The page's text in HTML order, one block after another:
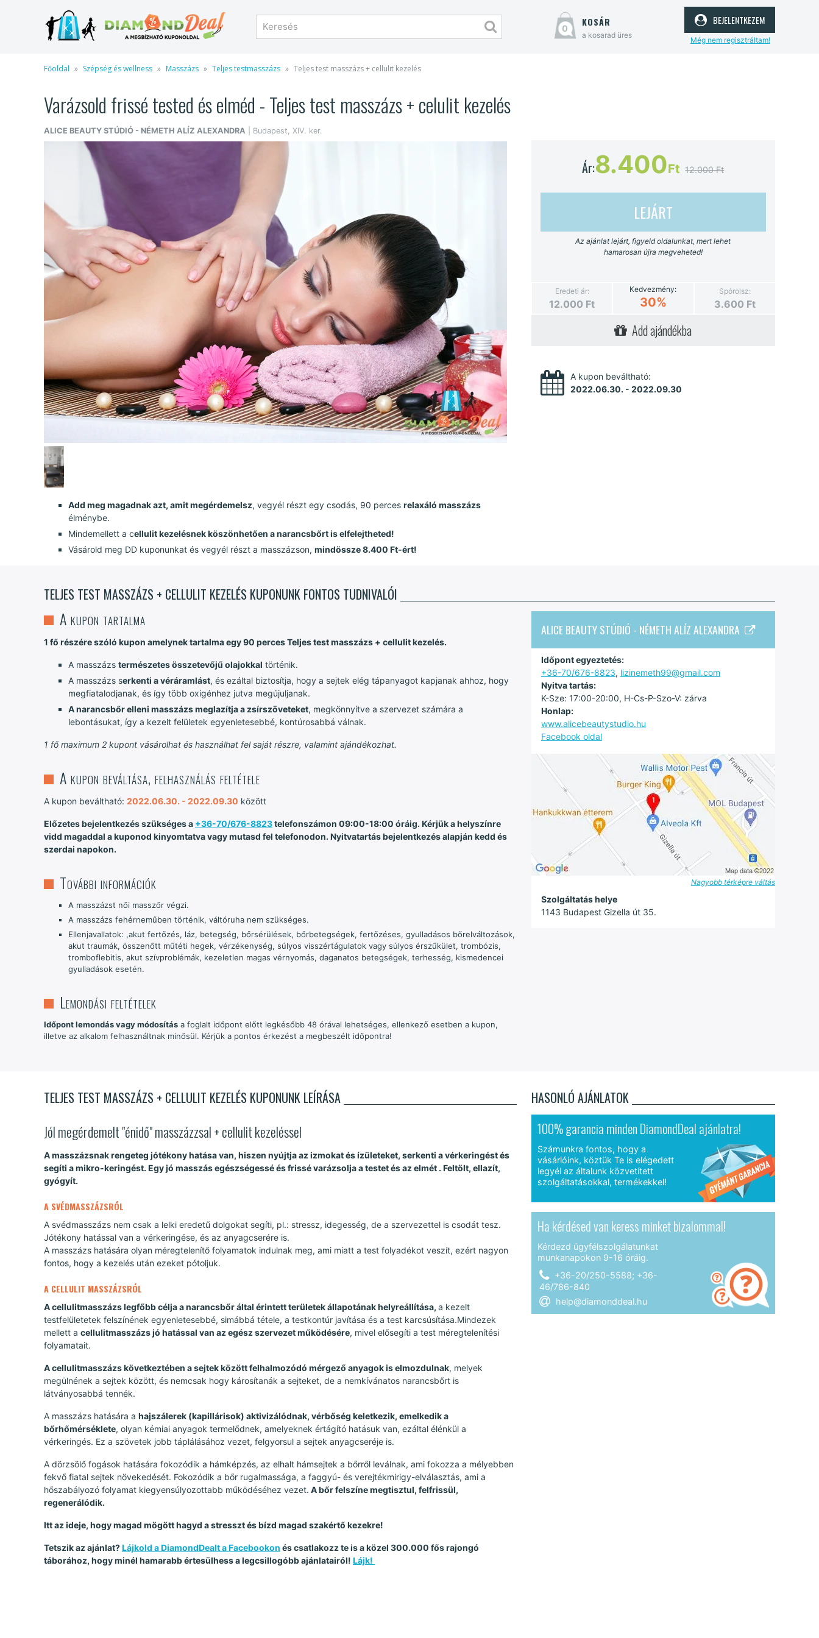
0 kosár
a kosarad üres
bejelentkezem
Még nem regisztráltam!
Főoldal Szépség és wellness Masszázs Teljes testmasszázs Teljes test masszázs + cellulit kezelés
Varázsold frissé tested és elméd - Teljes test masszázs + celulit kezelés
ALICE BEAUTY STÚDIÓ - NÉMETH ALÍZ ALEXANDRA | Budapest, XIV. ker.
Add meg magadnak azt, amit megérdemelsz, vegyél részt egy csodás, 90 perces relaxáló masszázs
élménybe.
Mindemellett a cellulit kezelésnek köszönhetően a narancsbőrt is elfelejtheted!
Vásárold meg DD kuponunkat és vegyél részt a masszázson, mindössze 8.400 Ft-ért!
Ár:8.400Ft 12.000 Ft
LEJÁRT
Az ajánlat lejárt, figyeld oldalunkat, mert lehet
hamarosan újra megveheted!
Eredeti ár:
12.000 Ft
Kedvezmény:
30%
Spórolsz:
3.600 Ft
Add ajándékba
A kupon beváltható:
2022.06.30. - 2022.09.30
TELJES TEST MASSZÁZS + CELLULIT KEZELÉS KUPONUNK FONTOS TUDNIVALÓI
A kupon tartalma
1 fő részére szóló kupon amelynek tartalma egy 90 perces Teljes test masszázs + cellulit kezelés.
A masszázs természetes összetevőjű olajokkal történik.
A masszázs serkenti a véráramlást, és ezáltal biztosítja, hogy a sejtek elég tápanyagot kapjanak ahhoz, hogy
megfiatalodjanak, és így több oxigénhez jutva megújuljanak.
A narancsbőr elleni masszázs meglazítja a zsírszöveteket, megkönnyítve a szervezet számára a
lebontásukat, így a kezelt felületek egyenletesebbé, kontúrosabbá válnak.
1 fő maximum 2 kupont vásárolhat és használhat fel saját részre, valamint ajándékozhat.
A kupon beváltása, felhasználás feltétele
A kupon beváltható: 2022.06.30. - 2022.09.30 között
Előzetes bejelentkezés szükséges a +36-70/676-8823telefonszámon 09:00-18:00 óráig. Kérjük a helyszínre
vidd magaddal a kuponod kinyomtatva vagy mutasd fel telefonodon. Nyitvatartás bejelentkezés alapján kedd és
szerdai napokon.
További információk
A masszázst női masszőr végzi.
A masszázs fehérneműben történik, váltóruha nem szükséges.
Ellenjavallatok: ,akut fertőzés, láz, betegség, bőrsérülések, bőrbetegségek, fertőzéses, gyulladásos bőrelváltozások,
akut traumák, összenőtt műtéti hegek, vérzékenység, súlyos visszértágulatok vagy súlyos érszűkület, trombózis,
tromboflebitis, akut szívproblémák, kezeletlen magas vérnyomás, daganatos betegségek, terhesség, kismedencei
gyulladások esetén.
Lemondási feltételek
Időpont lemondás vagy módosítás a foglalt időpont előtt legkésőbb 48 órával lehetséges, ellenkező esetben a kupon,
illetve az alkalom felhasználtnak minősül. Kérjük a pontos érkezést a megbeszélt időpontra!
ALICE BEAUTY STÚDIÓ - NÉMETH ALÍZ ALEXANDRA
Időpont egyeztetés:
+36-70/676-8823, lizinemeth99@gmail.com
Nyitva tartás:
K-Sze: 17:00-20:00, H-Cs-P-Szo-V: zárva
Honlap:
www.alicebeautystudio.hu
Facebook oldal
Nagyobb térképre váltás
Szolgáltatás helye
1143 Budapest Gizella út 35.
TELJES TEST MASSZÁZS + CELLULIT KEZELÉS KUPONUNK LEÍRÁSA
Jól megérdemelt "énidő" masszázzsal + cellulit kezeléssel
A masszázsnak rengeteg jótékony hatása van, hiszen nyújtja az izmokat és ízületeket, serkenti a vérkeringést és
segíti a mikro-keringést. Egy jó masszás egészségessé és frissé varázsolja a testet és az elmét . Feltölt, ellazít,
gyógyít.
A SVÉDMASSZÁZSRÓL
A svédmasszázs nem csak a lelki eredetű dolgokat segíti, pl.: stressz, idegesség, de a szervezettel is csodát tesz.
Jótékony hatással van a vérkeringése, és az anyagcserére is.
A masszázs hatására olyan méregtelenítő folyamatok indulnak meg, ami miatt a test folyadékot veszít, ezért nagyon
fontos, hogy a kezelés után ezeket pótoljuk.
A CELLULIT MASSZÁZSRÓL
A cellulitmasszázs legfőbb célja a narancsbőr által érintett területek állapotának helyreállítása, a kezelt
testfelületetek felszínének egyenletesebbé, simábbá tétele, a testkontúr javítása és a test karcsúsítása.Mindezek
mellett a cellulitmasszázs jó hatással van az egész szervezet működésére, mivel elősegíti a test méregtelenítési
folyamatait.
A cellulitmasszázs következtében a sejtek között felhalmozódó mérgező anyagok is elmozdulnak, melyek
megülnének a sejtek között, és nemcsak hogy károsítanák a sejteket, de a nemkívánatos narancsbőrt is
látványosabbá tennék.
A masszázs hatására a hajszálerek (kapillárisok) aktivizálódnak, vérbőség keletkezik, emelkedik a
bőrhőmérséklete, olyan kémiai anyagok termelődnek, amelyeknek értágító hatásuk van, ezáltal élénkül a
vérkeringés. Ez a szövetek jobb táplálásához vezet, felgyorsul a sejtek anyagcseréje is.
A dörzsölő fogások hatására fokozódik a hámképzés, az elhalt hámsejtek a bőrről leválnak, ami fokozza a mélyebben
fekvő fiatal sejtek növekedését. Fokozódik a bőr rugalmassága, a faggyú- és verejtékmirigy-elválasztás, ami a
hőszabályozó folyamat kiegyensúlyozottabb működéséhez vezet. A bőr felszíne megtisztul, felfrissül,
regenerálódik.
Itt az ideje, hogy magad mögött hagyd a stresszt és bízd magad szakértő kezekre!
Tetszik az ajánlat?Lájkold a DiamondDealt a Facebookon és csatlakozz te is a közel 300.000 fős rajongó
táborához, hogy minél hamarabb értesülhess a legcsillogóbb ajánlatairól! Lájk!
HASONLÓ AJÁNLATOK
100% garancia minden DiamondDeal ajánlatra!
Számunkra fontos, hogy a
vásárlóink, köztük Te is elégedett
legyél az általunk közvetített
szolgáltatásokkal, termékekkel!
Ha kérdésed van keress minket bizalommal!
Kérdezd ügyfélszolgálatunkat
munkanapokon 9-16 óráig.
+36-20/250-5588; +36-
46/786-840
help@diamonddeal.hu